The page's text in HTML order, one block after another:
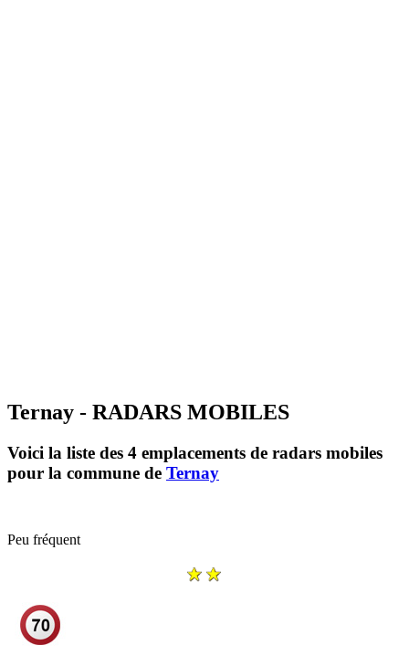
Ternay - RADARS MOBILES
Voici la liste des 4 emplacements de radars mobiles
pour la commune de Ternay
Peu fréquent